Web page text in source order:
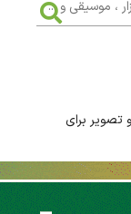
رسمی دانلود در
تصویر برای